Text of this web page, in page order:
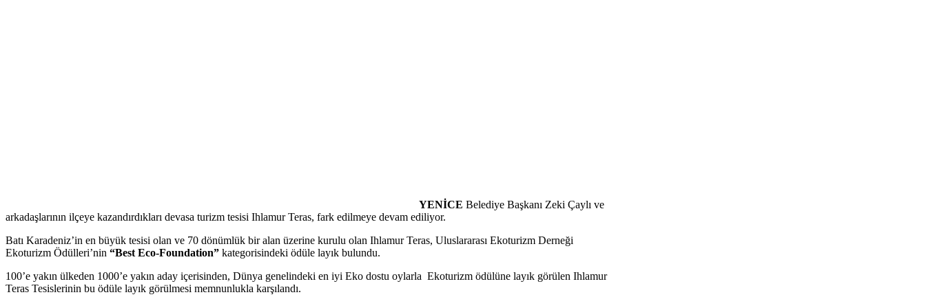
YENİCE Belediye Başkanı Zeki Çaylı ve
arkadaşlarının ilçeye kazandırdıkları devasa turizm tesisi Ihlamur Teras, fark edilmeye devam ediliyor.
Batı Karadeniz’in en büyük tesisi olan ve 70 dönümlük bir alan üzerine kurulu olan Ihlamur Teras, Uluslararası Ekoturizm Derneği
Ekoturizm Ödülleri’nin “Best Eco-Foundation” kategorisindeki ödüle layık bulundu.
100’e yakın ülkeden 1000’e yakın aday içerisinden, Dünya genelindeki en iyi Eko dostu oylarla Ekoturizm ödülüne layık görülen Ihlamur
Teras Tesislerinin bu ödüle layık görülmesi memnunlukla karşılandı.